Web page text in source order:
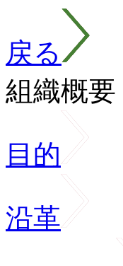
戻る
組織概要
目的
沿革